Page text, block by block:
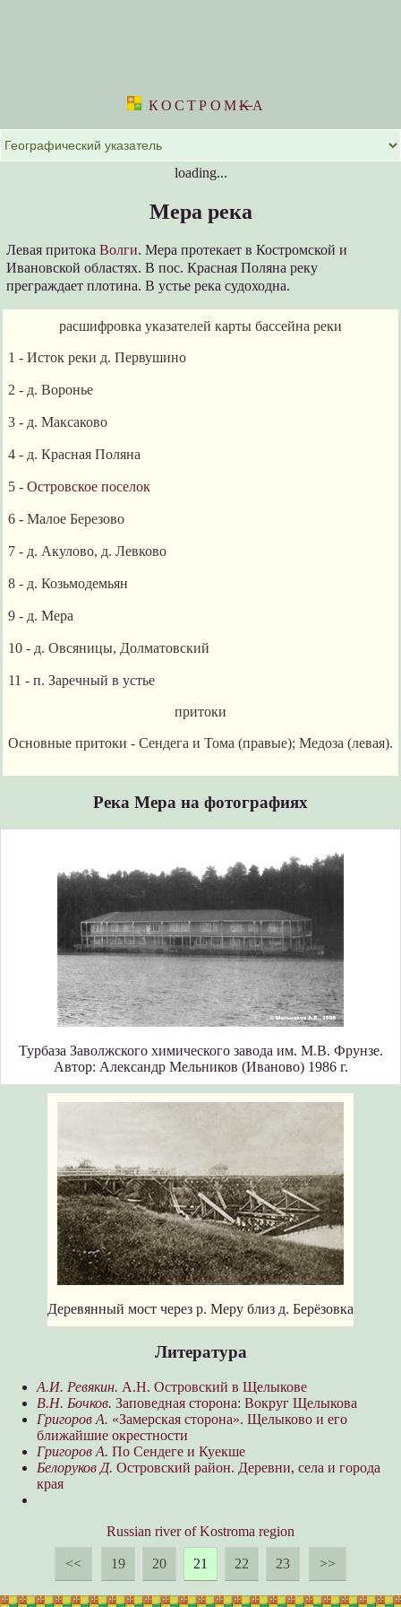
КОСТРОМKА
loading...
Мера река
Левая притокаВолги. Мера протекает в Костромской и
Ивановской областях. В пос. Красная Поляна реку
преграждает плотина. В устье река судоходна.
расшифровка указателей карты бассейна реки
1 - Исток реки д. Первушино
2 - д. Воронье
3 - д. Максаково
4 - д. Красная Поляна
5 - Островское поселок
6 - Малое Березово
7 - д. Акулово, д. Левково
8 - д. Козьмодемьян
9 - д. Мера
10 - д. Овсяницы, Долматовский
11 - п. Заречный в устье
притоки
Основные притоки - Сендега и Тома (правые); Медоза (левая).
Река Мера на фотографиях
Турбаза Заволжского химического завода им. М.В. Фрунзе.
Автор: Александр Мельников (Иваново) 1986 г.
Деревянный мост через р. Меру близ д. Берёзовка
Литература
А.И. Ревякин. А.Н. Островский в Щелыкове
В.Н. Бочков. Заповедная сторона: Вокруг Щелыкова
Григоров А. «Замерская сторона». Щелыково и его
ближайшие окрестности
Григоров А. По Сендеге и Куекше
Белоруков Д. Островский район. Деревни, села и города
края
Russian river of Kostroma region
<< 19 20 21 22 23 >>